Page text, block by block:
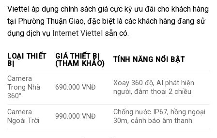
Viettel áp dụng chính sách giá cực kỳ ưu đãi cho khách hàng
tại Phường Thuận Giao, đặc biệt là các khách hàng đang sử
dụng dịch vụ Internet Viettel sẵn có.
LOẠI THIẾT
BỊ
GIÁ THIẾT BỊ
(THAM KHẢO)
TÍNH NĂNG NỔI BẬT
Camera
Trong Nhà
360°
690.000 VNĐ
Xoay 360 độ, AI phát hiện
người, đàm thoại 2 chiều
Camera
Ngoài Trời
990.000 VNĐ
Chống nước IP67, hồng ngoại
30m, cảnh báo âm thanh